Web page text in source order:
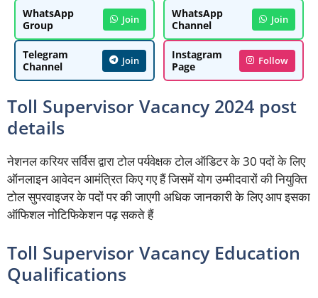
WhatsApp
Group
Join
WhatsApp
Channel
Join
Telegram
Channel
Join
Instagram
Page
Follow
Toll Supervisor Vacancy 2024 post
details
नेशनल करियर सर्विस द्वारा टोल पर्यवेक्षक टोल ऑडिटर के 30 पदों के लिए
ऑनलाइन आवेदन आमंत्रित किए गए हैं जिसमें योग उम्मीदवारों की नियुक्ति
टोल सुपरवाइजर के पदों पर की जाएगी अधिक जानकारी के लिए आप इसका
ऑफिशल नोटिफिकेशन पढ़ सकते हैं
Toll Supervisor Vacancy Education
Qualifications